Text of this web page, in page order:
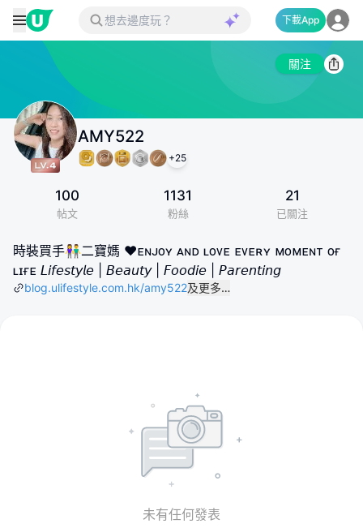
下載App
關注
AMY522
+25
100
帖文
1131
粉絲
21
已關注
時裝買手👫二寶媽 ❤️ᴇɴᴊᴏʏ ᴀɴᴅ ʟᴏᴠᴇ ᴇᴠᴇʀʏ ᴍᴏᴍᴇɴᴛ ᴏғ
ʟɪғᴇ 𝘓𝘪𝘧𝘦𝘴𝘵𝘺𝘭𝘦 | 𝘉𝘦𝘢𝘶𝘵𝘺 | 𝘍𝘰𝘰𝘥𝘪𝘦 | 𝘗𝘢𝘳𝘦𝘯𝘵𝘪𝘯𝘨
blog.ulifestyle.com.hk/amy522及更多…
未有任何發表